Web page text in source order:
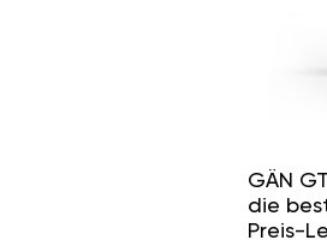
GÄN
die
Preis-